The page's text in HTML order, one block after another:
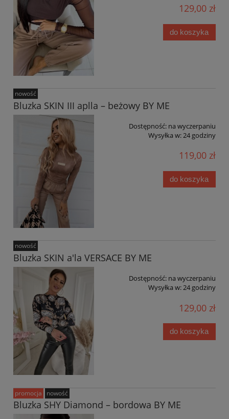
129,00 zł
do koszyka
Bluzka SKIN III aplla – beżowy BY ME
Dostępność: na wyczerpaniu
Wysyłka w:24 godziny
119,00 zł
do koszyka
nowość
Bluzka SKIN a'la VERSACE BY ME
Dostępność: na wyczerpaniu
Wysyłka w:24 godziny
129,00 zł
do koszyka
nowość
Bluzka SHY Diamond – bordowa BY ME
promocja nowość